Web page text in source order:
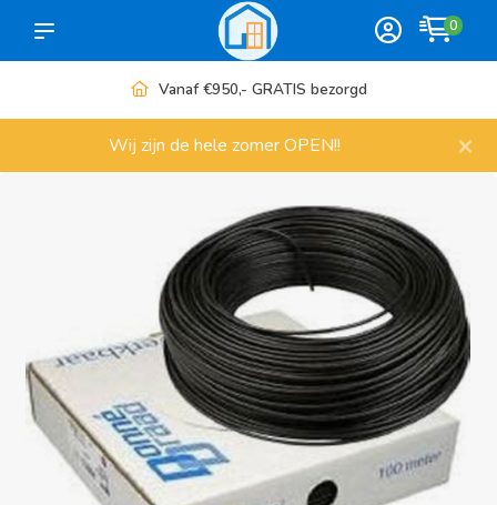
0
Vanaf €950,- GRATIS bezorgd
Wij zijn de hele zomer OPEN!! ×